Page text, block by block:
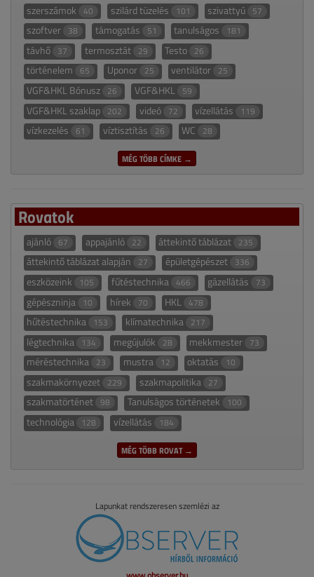
szerszámok 40 szilárd tüzelés 101 szivattyú 57
szoftver 38 támogatás 51 tanulságos 181
távhő 37 termosztát 29 Testo 26
történelem 65 Uponor 25 ventilátor 25
VGF&HKL Bónusz 26 VGF&HKL 59
VGF&HKL szaklap 202 videó 72 vízellátás 119
vízkezelés 61 víztisztítás 26 WC 28
MÉG TÖBB CÍMKE →
Rovatok
ajánló 67 appajánló 22 áttekintő táblázat 235
áttekintő táblázat alapján 27 épületgépészet 336
eszközeink 105 fűtéstechnika 466 gázellátás 73
gépészninja 10 hírek 70 HKL 478
hűtéstechnika 153 klímatechnika 217
légtechnika 134 megújulók 28 mekkmester 73
méréstechnika 23 mustra 12 oktatás 10
szakmakörnyezet 229 szakmapolitika 27
szakmatörténet 98 Tanulságos történetek 100
technológia 128 vízellátás 184
MÉG TÖBB ROVAT →
Lapunkat rendszeresen szemlézi az